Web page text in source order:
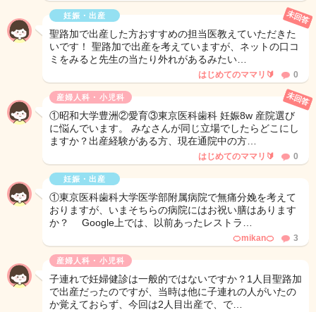
妊娠・出産
聖路加で出産した方おすすめの担当医教えていただきた
いです！ 聖路加で出産を考えていますが、ネットの口コ
ミをみると先生の当たり外れがあるみたい…
未回答
はじめてのママリ🔰 0
産婦人科・小児科
①昭和大学豊洲②愛育③東京医科歯科 妊娠8w 産院選び
に悩んでいます。 みなさんが同じ立場でしたらどこにし
ますか？出産経験がある方、現在通院中の方…
未回答
はじめてのママリ🔰 0
妊娠・出産
①東京医科歯科大学医学部附属病院で無痛分娩を考えて
おりますが、いまそちらの病院にはお祝い膳はあります
か？ Google上では、以前あったレストラ…
🍊mikan🍊 3
産婦人科・小児科
子連れで妊婦健診は一般的ではないですか？1人目聖路加
で出産だったのですが、当時は他に子連れの人がいたの
か覚えておらず、今回は2人目出産で、で…